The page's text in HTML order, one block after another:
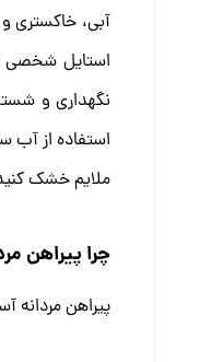
آبی، خاکستری
استایل شخصی
نگهداری و
استفاده از
ملایم خشک
چرا پیراهن
پیراهن مردانه